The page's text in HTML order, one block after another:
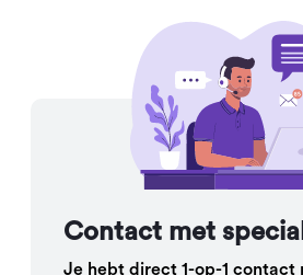
Contact met
Je hebt direct 1-op-1 contact